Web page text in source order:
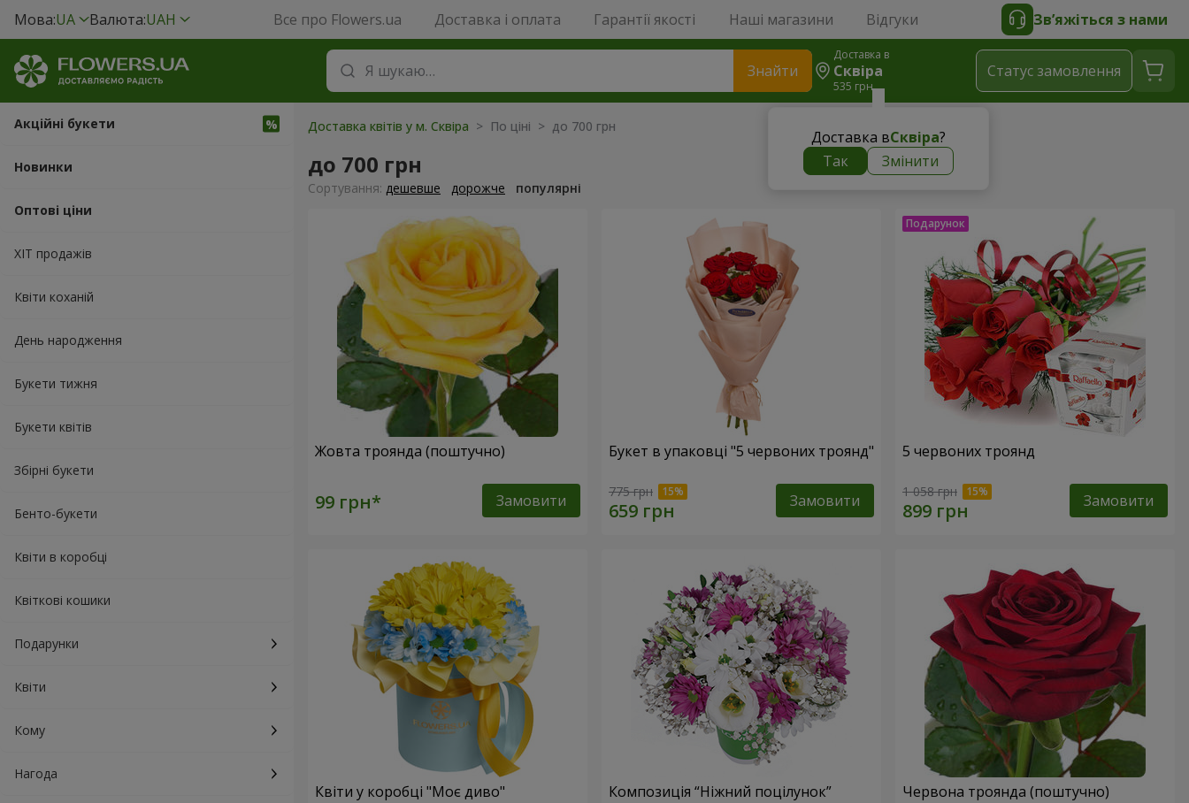
Мова:UA Валюта:UAH Все про Flowers.ua Доставка і оплата Гарантії якості Наші магазини Відгуки Зв’яжіться з нами
Знайти
Доставка в
Сквіра
535 грн
Доставка вСквіра?
Так
Змінити
Статус замовлення
Акційні букети
Новинки
Оптові ціни
ХІТ продажів
Квіти коханій
День народження
Букети тижня
Букети квітів
Збірні букети
Бенто-букети
Квіти в коробці
Квіткові кошики
Подарунки
Квіти
Кому
Нагода
Доставка квітів у м. Сквіра > По ціні > до 700 грн
до 700 грн
Сортування: дешевше дорожче популярні
Жовта троянда (поштучно)
Замовити
Букет в упаковці "5 червоних троянд"
775 грн Замовити
5 червоних троянд
1 058 грн Замовити
Квіти у коробці "Моє диво" Композиція “Ніжний поцілунок” Червона троянда (поштучно)